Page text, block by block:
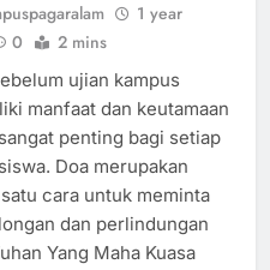
1 year
0 2 mins
ujian kampus
manfaat dan keutamaan
penting bagi setiap
Doa merupakan
cara untuk meminta
dan perlindungan
Yang Maha Kuasa